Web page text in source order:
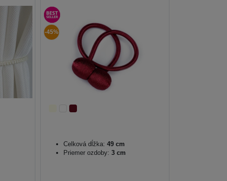
-45%
Celková dĺžka: 49 cm
Priemer ozdoby: 3 cm